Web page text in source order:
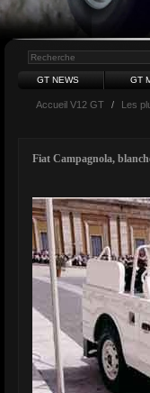
GT NEWS GT
Accueil V12 GT / Les
Fiat Campagnola,